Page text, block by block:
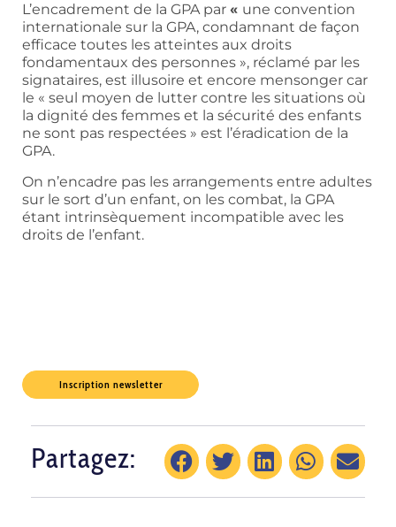
L’encadrement de la GPA par « une convention
internationale sur la GPA, condamnant de façon
efficace toutes les atteintes aux droits
fondamentaux des personnes », réclamé par les
signataires, est illusoire et encore mensonger car
le « seul moyen de lutter contre les situations où
la dignité des femmes et la sécurité des enfants
ne sont pas respectées » est l’éradication de la
GPA.
On n’encadre pas les arrangements entre adultes
sur le sort d’un enfant, on les combat, la GPA
étant intrinsèquement incompatible avec les
droits de l’enfant.
Inscription newsletter
Partagez: